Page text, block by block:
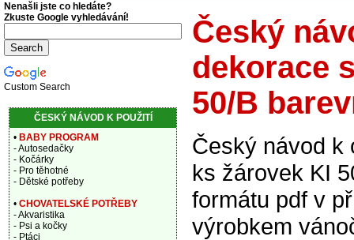
Český
dekorace
50/B
Český návod k
ks žárovek KI
formátu pdf v
výrobkem
Nenašli jste co hledáte?
Zkuste Google vyhledávání!
Custom Search
ČESKÝ NÁVOD K POUŽITÍ
• BABY PROGRAM
- Autosedačky
- Kočárky
- Pro těhotné
- Dětské potřeby
• CHOVATELSKÉ POTŘEBY
- Akvaristika
- Psi a kočky
- Ptáci